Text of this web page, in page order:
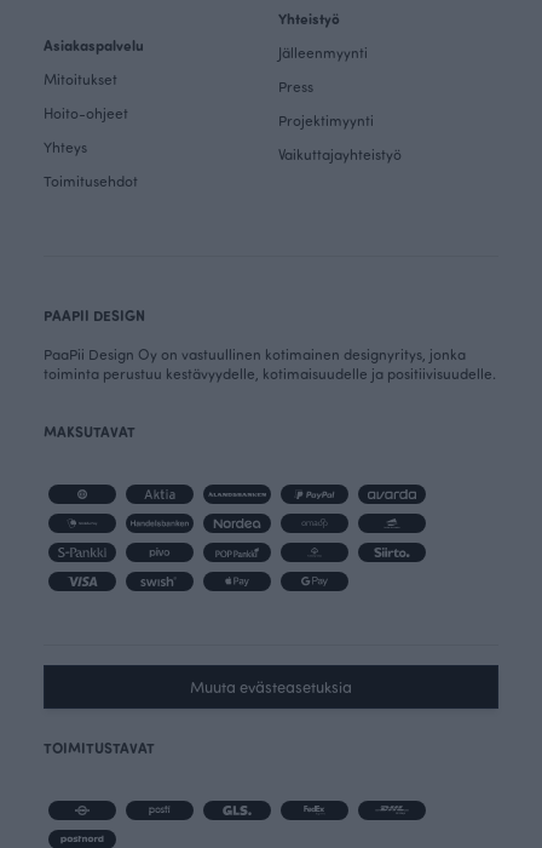
Asiakaspalvelu
Mitoitukset
Hoito-ohjeet
Yhteys
Toimitusehdot
Yhteistyö
Jälleenmyynti
Press
Projektimyynti
Vaikuttajayhteistyö
PAAPII DESIGN
PaaPii Design Oy on vastuullinen kotimainen designyritys, jonka
toiminta perustuu kestävyydelle, kotimaisuudelle ja positiivisuudelle.
MAKSUTAVAT
Muuta evästeasetuksia
TOIMITUSTAVAT